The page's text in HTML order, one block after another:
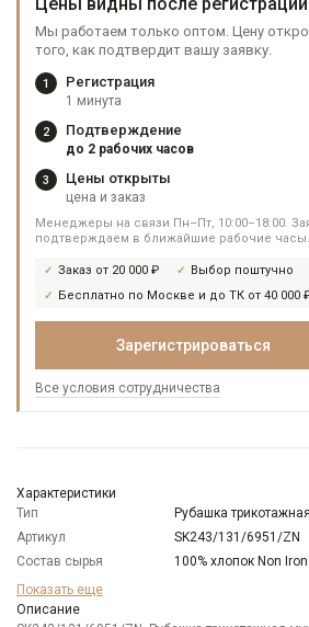
Мы работаем только оптом. Цену
того, как подтвердит вашу заявку.
1 Регистрация
1 минута
2 Подтверждение
до 2 рабочих часов
3 Цены открыты
цена и заказ
Менеджеры на связи Пн–Пт, 10:00–18:00.
подтверждаем в ближайшие рабочие часы.
Заказ от 20 000 ₽ Выбор поштучно
Бесплатно по Москве и до ТК от 40 000
Зарегистрироваться
Все условия сотрудничества
Характеристики
Тип
Рубашка
Артикул
SK243/131/6951/ZN
Состав сырья
100% хлопок Non Iron
Бренд
Модель
Показать еще
Описание